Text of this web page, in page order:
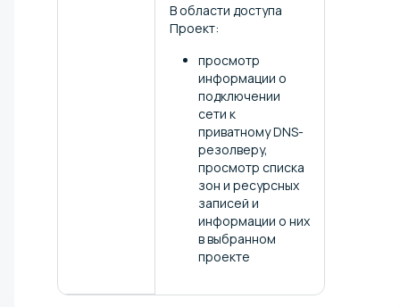
В области доступа
Проект:
просмотр
информации о
подключении
сети к
приватному DNS-
резолверу,
просмотр списка
зон и ресурсных
записей и
информации о них
в выбранном
проекте